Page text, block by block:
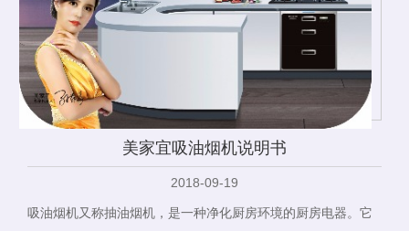
美家宜吸油烟机说明书
2018-09-19
吸油烟机又称抽油烟机，是一种净化厨房环境的厨房电器。它